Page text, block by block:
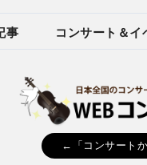
事 コンサート＆イ
←「コンサート